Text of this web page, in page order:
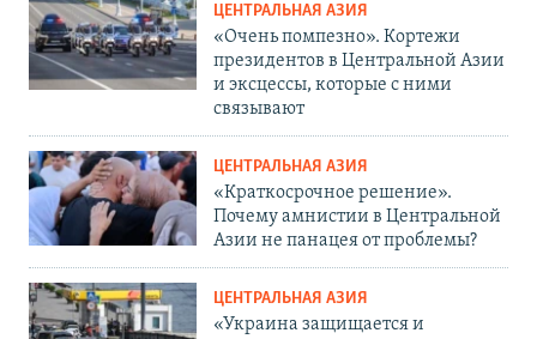
ЦЕНТРАЛЬНАЯ АЗИЯ
«Очень помпезно». Кортежи
президентов в Центральной Азии
и эксцессы, которые с ними
связывают
ЦЕНТРАЛЬНАЯ АЗИЯ
«Краткосрочное решение».
Почему амнистии в Центральной
Азии не панацея от проблемы?
ЦЕНТРАЛЬНАЯ АЗИЯ
«Украина защищается и